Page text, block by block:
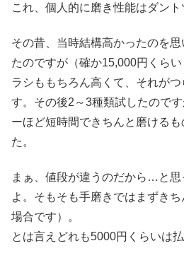
これ、個人的に磨き性能はダント
その昔、当時結構高かったのを
たのですが（確か15,000円くら
ラシももちろん高くて、それが
す。その後2～3種類試したので
ーほど短時間できちんと磨ける
た。
まぁ、値段が違うのだから…と
よ。そもそも手磨きではまずき
場合です）。
とは言えどれも5000円くらいは払